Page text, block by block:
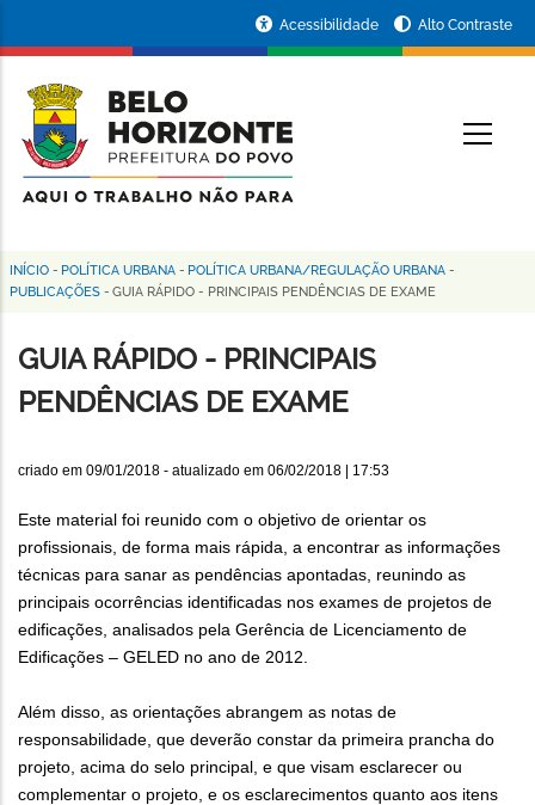
conteúdo
principal
da
Prefeitura
de
Horizonte
Acessibilidade Alto Contraste
Trilha
navegação
INÍCIO - POLÍTICA URBANA - POLÍTICA URBANA/REGULAÇÃO URBANA -
PUBLICAÇÕES - GUIA RÁPIDO - PRINCIPAIS PENDÊNCIAS DE EXAME
GUIA RÁPIDO - PRINCIPAIS
PENDÊNCIAS DE EXAME
criado em 09/01/2018 - atualizado em 06/02/2018 | 17:53
Este material foi reunido com o objetivo de orientar os
profissionais, de forma mais rápida, a encontrar as informações
técnicas para sanar as pendências apontadas, reunindo as
principais ocorrências identificadas nos exames de projetos de
edificações, analisados pela Gerência de Licenciamento de
Edificações – GELED no ano de 2012.
Além disso, as orientações abrangem as notas de
responsabilidade, que deverão constar da primeira prancha do
projeto, acima do selo principal, e que visam esclarecer ou
complementar o projeto, e os esclarecimentos quanto aos itens